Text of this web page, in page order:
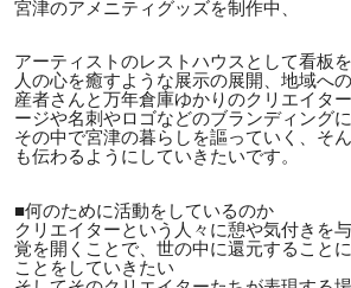
宮津のアメニティグッズを制作中、
アーティストのレストハウスとして看板
人の心を癒すような展示の展開、地域へ
産者さんと万年倉庫ゆかりのクリエイタ
ージや名刺やロゴなどのブランディングに
その中で宮津の暮らしを謳っていく、そ
も伝わるようにしていきたいです。
■何のために活動をしているのか
クリエイターという人々に憩や気付きを
覚を開くことで、世の中に還元すること
ことをしていきたい